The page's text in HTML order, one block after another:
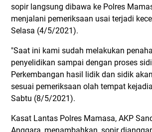
sopir langsung dibawa ke Polres
menjalani pemeriksaan usai terjadi
Selasa (4/5/2021).
"Saat ini kami sudah melakukan
penyelidikan sampai dengan proses
Perkembangan hasil lidik dan sidik
sesuai pemeriksaan olah tempat
Sabtu (8/5/2021).
Kasat Lantas Polres Mamasa, AKP